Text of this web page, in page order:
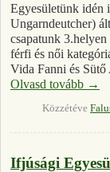
Egyesületünk idén
Ungarndeutcher)
csapatunk
férfi és női
Vida Fanni és
Olvasd tovább →
Közzétéve
Ifjúsági